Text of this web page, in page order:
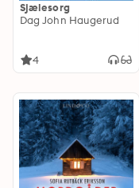
Sjælesorg
Dag John Haugerud
4